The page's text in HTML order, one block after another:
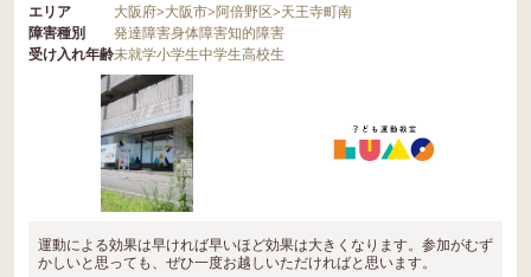
エリア 大阪府>大阪市>阿倍野区>天王寺町南
障害種別
発達障害身体障害知的障害
受け入れ年齢未就学小学生中学生高校生
運動による効果は早ければ早いほど効果は大きくなります。参加がむず
かしいと思っても、ぜひ一度お越しいただければと思います。